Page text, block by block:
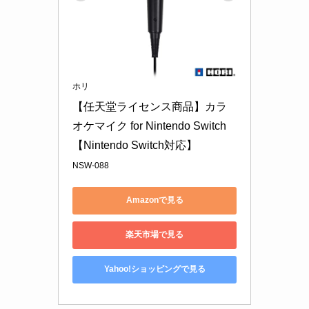
ホリ
【任天堂ライセンス商品】カラ
オケマイク for Nintendo Switch
【Nintendo Switch対応】
NSW-088
Amazonで見る
楽天市場で見る
Yahoo!ショッピングで見る